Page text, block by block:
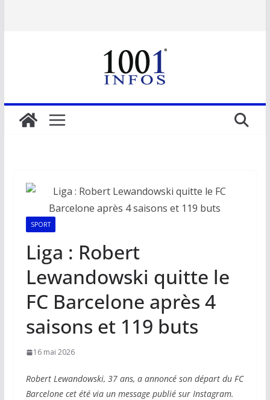
SPORT
Liga : Robert
Lewandowski quitte le
FC Barcelone après 4
saisons et 119 buts
16 mai 2026
Robert Lewandowski, 37 ans, a annoncé son départ du FC
Barcelone cet été via un message publié sur Instagram.